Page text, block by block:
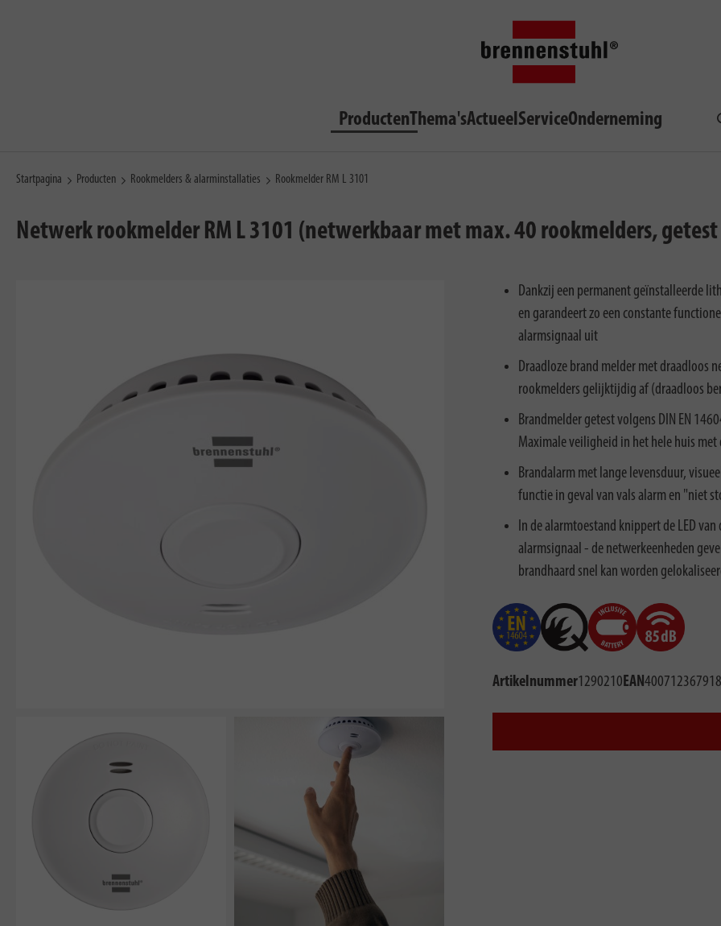
ProductenThema'sActueelServiceOnderneming
Startpagina Producten Rookmelders & alarminstallaties Rookmelder RM L 3101
Netwerk rookmelder RM L 3101 (netwerkbaar met max. 40 rookmelders, getest
Dankzij een permanent geïnstalleerde
en garandeert zo een constante
alarmsignaal uit
Draadloze brand melder met draadloos
rookmelders gelijktijdig af (draadloos
Brandmelder getest volgens DIN EN
Maximale veiligheid in het hele huis met
Brandalarm met lange levensduur,
functie in geval van vals alarm en "niet
In de alarmtoestand knippert de LED
alarmsignaal - de netwerkeenheden
brandhaard snel kan worden
Artikelnummer1290210EAN